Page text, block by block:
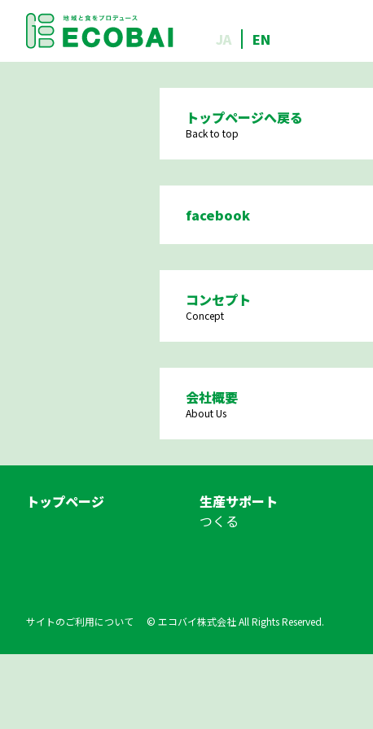
JA EN
トップページへ戻る
Back to top
facebook
コンセプト
Concept
会社概要
About Us
トップページ
生産サポート
つくる
サイトのご利用について © エコバイ株式会社 All Rights Reserved.